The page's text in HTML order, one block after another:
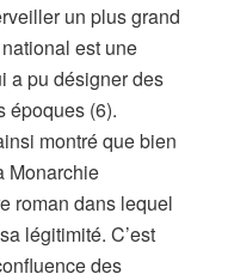
un plus grand
est une
a pu désigner des
époques (6).
montré que bien
Monarchie
roman dans lequel
légitimité. C’est
des